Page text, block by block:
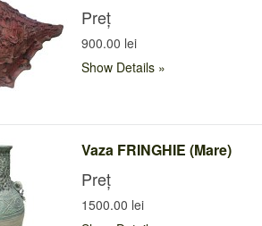
Preț
900.00 lei
Show Details
Vaza FRINGHIE (Mare)
Preț
1500.00 lei